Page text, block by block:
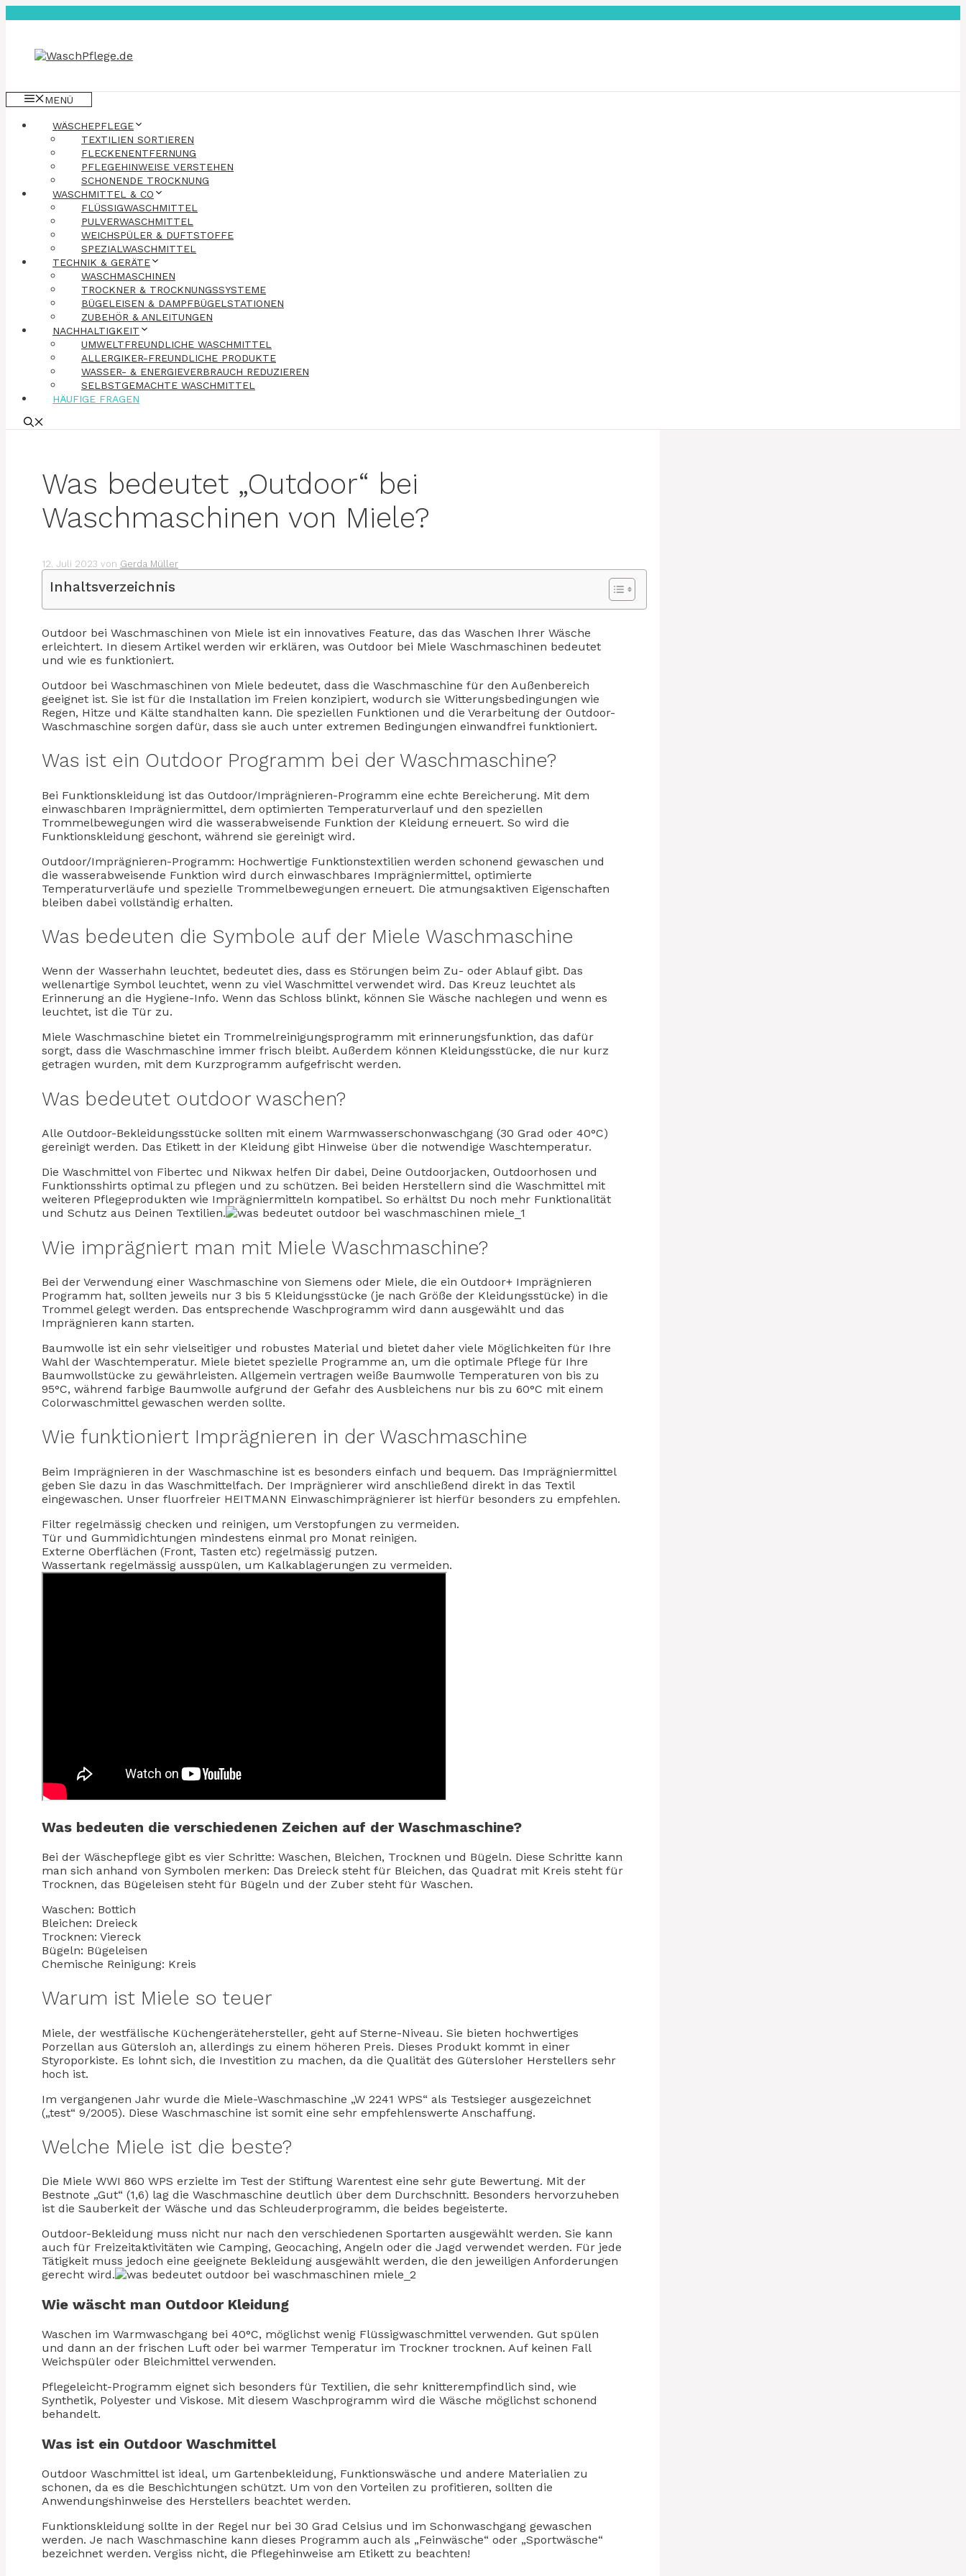
MENÜ
WÄSCHEPFLEGE
TEXTILIEN SORTIEREN
FLECKENENTFERNUNG
PFLEGEHINWEISE VERSTEHEN
SCHONENDE TROCKNUNG
WASCHMITTEL & CO
FLÜSSIGWASCHMITTEL
PULVERWASCHMITTEL
WEICHSPÜLER & DUFTSTOFFE
SPEZIALWASCHMITTEL
TECHNIK & GERÄTE
WASCHMASCHINEN
TROCKNER & TROCKNUNGSSYSTEME
BÜGELEISEN & DAMPFBÜGELSTATIONEN
ZUBEHÖR & ANLEITUNGEN
NACHHALTIGKEIT
UMWELTFREUNDLICHE WASCHMITTEL
ALLERGIKER-FREUNDLICHE PRODUKTE
WASSER- & ENERGIEVERBRAUCH REDUZIEREN
SELBSTGEMACHTE WASCHMITTEL
HÄUFIGE FRAGEN
Was bedeutet „Outdoor“ bei
Waschmaschinen von Miele?
12. Juli 2023 von Gerda Müller
Inhaltsverzeichnis
Outdoor bei Waschmaschinen von Miele ist ein innovatives Feature, das das Waschen Ihrer Wäsche
erleichtert. In diesem Artikel werden wir erklären, was Outdoor bei Miele Waschmaschinen bedeutet
und wie es funktioniert.
Outdoor bei Waschmaschinen von Miele bedeutet, dass die Waschmaschine für den Außenbereich
geeignet ist. Sie ist für die Installation im Freien konzipiert, wodurch sie Witterungsbedingungen wie
Regen, Hitze und Kälte standhalten kann. Die speziellen Funktionen und die Verarbeitung der Outdoor-
Waschmaschine sorgen dafür, dass sie auch unter extremen Bedingungen einwandfrei funktioniert.
Was ist ein Outdoor Programm bei der Waschmaschine?
Bei Funktionskleidung ist das Outdoor/Imprägnieren-Programm eine echte Bereicherung. Mit dem
einwaschbaren Imprägniermittel, dem optimierten Temperaturverlauf und den speziellen
Trommelbewegungen wird die wasserabweisende Funktion der Kleidung erneuert. So wird die
Funktionskleidung geschont, während sie gereinigt wird.
Outdoor/Imprägnieren-Programm: Hochwertige Funktionstextilien werden schonend gewaschen und
die wasserabweisende Funktion wird durch einwaschbares Imprägniermittel, optimierte
Temperaturverläufe und spezielle Trommelbewegungen erneuert. Die atmungsaktiven Eigenschaften
bleiben dabei vollständig erhalten.
Was bedeuten die Symbole auf der Miele Waschmaschine
Wenn der Wasserhahn leuchtet, bedeutet dies, dass es Störungen beim Zu- oder Ablauf gibt. Das
wellenartige Symbol leuchtet, wenn zu viel Waschmittel verwendet wird. Das Kreuz leuchtet als
Erinnerung an die Hygiene-Info. Wenn das Schloss blinkt, können Sie Wäsche nachlegen und wenn es
leuchtet, ist die Tür zu.
Miele Waschmaschine bietet ein Trommelreinigungsprogramm mit erinnerungsfunktion, das dafür
sorgt, dass die Waschmaschine immer frisch bleibt. Außerdem können Kleidungsstücke, die nur kurz
getragen wurden, mit dem Kurzprogramm aufgefrischt werden.
Was bedeutet outdoor waschen?
Alle Outdoor-Bekleidungsstücke sollten mit einem Warmwasserschonwaschgang (30 Grad oder 40°C)
gereinigt werden. Das Etikett in der Kleidung gibt Hinweise über die notwendige Waschtemperatur.
Die Waschmittel von Fibertec und Nikwax helfen Dir dabei, Deine Outdoorjacken, Outdoorhosen und
Funktionsshirts optimal zu pflegen und zu schützen. Bei beiden Herstellern sind die Waschmittel mit
weiteren Pflegeprodukten wie Imprägniermitteln kompatibel. So erhältst Du noch mehr Funktionalität
und Schutz aus Deinen Textilien.
Wie imprägniert man mit Miele Waschmaschine?
Bei der Verwendung einer Waschmaschine von Siemens oder Miele, die ein Outdoor+ Imprägnieren
Programm hat, sollten jeweils nur 3 bis 5 Kleidungsstücke (je nach Größe der Kleidungsstücke) in die
Trommel gelegt werden. Das entsprechende Waschprogramm wird dann ausgewählt und das
Imprägnieren kann starten.
Baumwolle ist ein sehr vielseitiger und robustes Material und bietet daher viele Möglichkeiten für Ihre
Wahl der Waschtemperatur. Miele bietet spezielle Programme an, um die optimale Pflege für Ihre
Baumwollstücke zu gewährleisten. Allgemein vertragen weiße Baumwolle Temperaturen von bis zu
95°C, während farbige Baumwolle aufgrund der Gefahr des Ausbleichens nur bis zu 60°C mit einem
Colorwaschmittel gewaschen werden sollte.
Wie funktioniert Imprägnieren in der Waschmaschine
Beim Imprägnieren in der Waschmaschine ist es besonders einfach und bequem. Das Imprägniermittel
geben Sie dazu in das Waschmittelfach. Der Imprägnierer wird anschließend direkt in das Textil
eingewaschen. Unser fluorfreier HEITMANN Einwaschimprägnierer ist hierfür besonders zu empfehlen.
Filter regelmässig checken und reinigen, um Verstopfungen zu vermeiden.
Tür und Gummidichtungen mindestens einmal pro Monat reinigen.
Externe Oberflächen (Front, Tasten etc) regelmässig putzen.
Wassertank regelmässig ausspülen, um Kalkablagerungen zu vermeiden.
Was bedeuten die verschiedenen Zeichen auf der Waschmaschine?
Bei der Wäschepflege gibt es vier Schritte: Waschen, Bleichen, Trocknen und Bügeln. Diese Schritte kann
man sich anhand von Symbolen merken: Das Dreieck steht für Bleichen, das Quadrat mit Kreis steht für
Trocknen, das Bügeleisen steht für Bügeln und der Zuber steht für Waschen.
Waschen: Bottich
Bleichen: Dreieck
Trocknen: Viereck
Bügeln: Bügeleisen
Chemische Reinigung: Kreis
Warum ist Miele so teuer
Miele, der westfälische Küchengerätehersteller, geht auf Sterne-Niveau. Sie bieten hochwertiges
Porzellan aus Gütersloh an, allerdings zu einem höheren Preis. Dieses Produkt kommt in einer
Styroporkiste. Es lohnt sich, die Investition zu machen, da die Qualität des Gütersloher Herstellers sehr
hoch ist.
Im vergangenen Jahr wurde die Miele-Waschmaschine „W 2241 WPS“ als Testsieger ausgezeichnet
(„test“ 9/2005). Diese Waschmaschine ist somit eine sehr empfehlenswerte Anschaffung.
Welche Miele ist die beste?
Die Miele WWI 860 WPS erzielte im Test der Stiftung Warentest eine sehr gute Bewertung. Mit der
Bestnote „Gut“ (1,6) lag die Waschmaschine deutlich über dem Durchschnitt. Besonders hervorzuheben
ist die Sauberkeit der Wäsche und das Schleuderprogramm, die beides begeisterte.
Outdoor-Bekleidung muss nicht nur nach den verschiedenen Sportarten ausgewählt werden. Sie kann
auch für Freizeitaktivitäten wie Camping, Geocaching, Angeln oder die Jagd verwendet werden. Für jede
Tätigkeit muss jedoch eine geeignete Bekleidung ausgewählt werden, die den jeweiligen Anforderungen
gerecht wird.
Wie wäscht man Outdoor Kleidung
Waschen im Warmwaschgang bei 40°C, möglichst wenig Flüssigwaschmittel verwenden. Gut spülen
und dann an der frischen Luft oder bei warmer Temperatur im Trockner trocknen. Auf keinen Fall
Weichspüler oder Bleichmittel verwenden.
Pflegeleicht-Programm eignet sich besonders für Textilien, die sehr knitterempfindlich sind, wie
Synthetik, Polyester und Viskose. Mit diesem Waschprogramm wird die Wäsche möglichst schonend
behandelt.
Was ist ein Outdoor Waschmittel
Outdoor Waschmittel ist ideal, um Gartenbekleidung, Funktionswäsche und andere Materialien zu
schonen, da es die Beschichtungen schützt. Um von den Vorteilen zu profitieren, sollten die
Anwendungshinweise des Herstellers beachtet werden.
Funktionskleidung sollte in der Regel nur bei 30 Grad Celsius und im Schonwaschgang gewaschen
werden. Je nach Waschmaschine kann dieses Programm auch als „Feinwäsche“ oder „Sportwäsche“
bezeichnet werden. Vergiss nicht, die Pflegehinweise am Etikett zu beachten!